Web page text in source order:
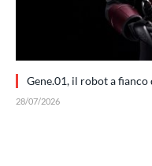
Gene.01, il robot a fianco
28/07/2026